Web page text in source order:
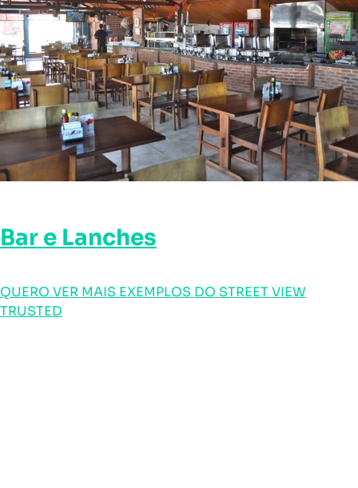
Bar e Lanches
QUERO VER MAIS EXEMPLOS DO STREET VIEW
TRUSTED